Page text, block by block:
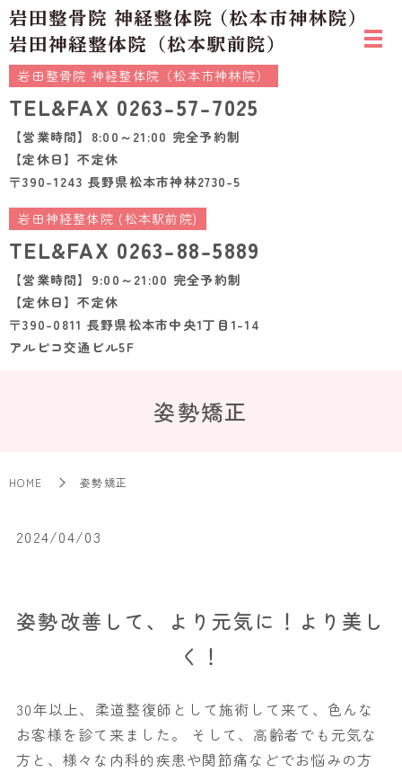
岩田整骨院 神経整体院（松本市神林院）
TEL&FAX 0263-57-7025
【営業時間】8:00～21:00 完全予約制
【定休日】不定休
〒390-1243 長野県松本市神林2730-5
岩田神経整体院 (松本駅前院)
TEL&FAX 0263-88-5889
【営業時間】9:00～21:00 完全予約制
【定休日】不定休
〒390-0811 長野県松本市中央1丁目1-14
アルピコ交通ビル5F
姿勢矯正
HOME 姿勢矯正
2024/04/03
姿勢改善して、より元気に！より美し
く！
30年以上、柔道整復師として施術して来て、色んな
お客様を診て来ました。 そして、高齢者でも元気な
方と、様々な内科的疾患や関節痛などでお悩みの方